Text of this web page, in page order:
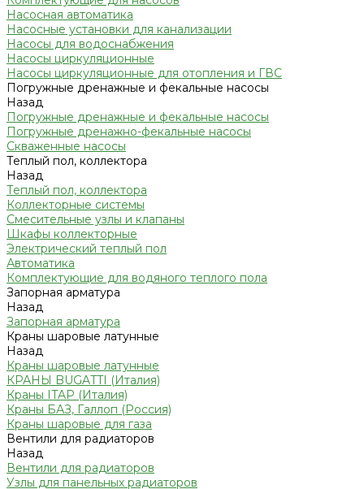
Насосная автоматика
Насосные установки для канализации
Насосы для водоснабжения
Насосы циркуляционные
Насосы циркуляционные для отопления и ГВС
Погружные дренажные и фекальные насосы
Назад
Погружные дренажные и фекальные насосы
Погружные дренажно-фекальные насосы
Скваженные насосы
Теплый пол, коллектора
Назад
Теплый пол, коллектора
Коллекторные системы
Смесительные узлы и клапаны
Шкафы коллекторные
Электрический теплый пол
Автоматика
Комплектующие для водяного теплого пола
Запорная арматура
Назад
Запорная арматура
Краны шаровые латунные
Назад
Краны шаровые латунные
КРАНЫ BUGATTI (Италия)
Краны ITAP (Италия)
Краны БАЗ, Галлоп (Россия)
Краны шаровые для газа
Вентили для радиаторов
Назад
Вентили для радиаторов
Узлы для панельных радиаторов